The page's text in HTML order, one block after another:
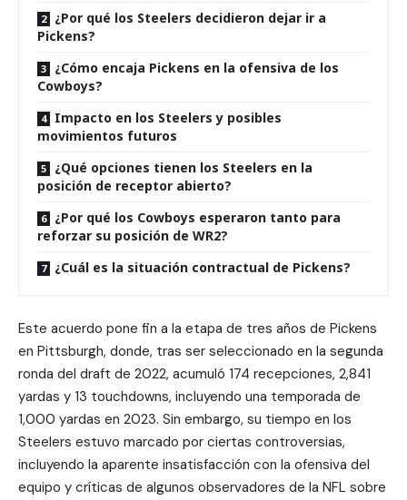
¿Por qué los Steelers decidieron dejar ir a
Pickens?
¿Cómo encaja Pickens en la ofensiva de los
Cowboys?
Impacto en los Steelers y posibles
movimientos futuros
¿Qué opciones tienen los Steelers en la
posición de receptor abierto?
¿Por qué los Cowboys esperaron tanto para
reforzar su posición de WR2?
¿Cuál es la situación contractual de Pickens?
Este acuerdo pone fin a la etapa de tres años de Pickens
en Pittsburgh, donde, tras ser seleccionado en la segunda
ronda del draft de 2022, acumuló 174 recepciones, 2,841
yardas y 13 touchdowns, incluyendo una temporada de
1,000 yardas en 2023. Sin embargo, su tiempo en los
Steelers estuvo marcado por ciertas controversias,
incluyendo la aparente insatisfacción con la ofensiva del
equipo y críticas de algunos observadores de la NFL sobre